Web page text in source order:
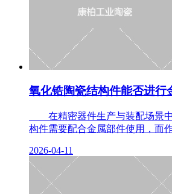
氧化锆陶瓷结构件能否进行
在精密器件生产与装配场景中
构件需要配合金属部件使用，而
2026-04-11